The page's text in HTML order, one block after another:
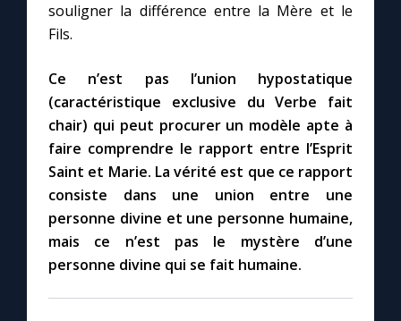
souligner la différence entre la Mère et le
Fils.
Ce n’est pas l’union hypostatique
(caractéristique exclusive du Verbe fait
chair) qui peut procurer un modèle apte à
faire comprendre le rapport entre l’Esprit
Saint et Marie. La vérité est que ce rapport
consiste dans une union entre une
personne divine et une personne humaine,
mais ce n’est pas le mystère d’une
personne divine qui se fait humaine.